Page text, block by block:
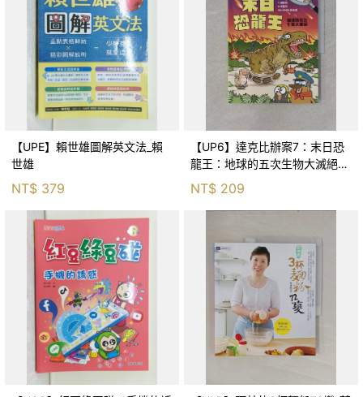
【UPE】賴世雄圖解英文法_賴
世雄
NT$ 379
【UP6】達克比辦案7：末日恐
龍王：地球的五次生物大滅絕_
胡妙芬
NT$ 209